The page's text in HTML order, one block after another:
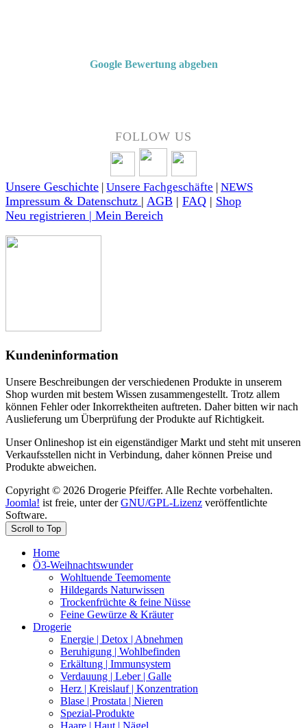
Google Bewertung abgeben
FOLLOW US
Unsere Geschichte | Unsere Fachgeschäfte | NEWS
Impressum & Datenschutz | AGB | FAQ | Shop
Neu registrieren | Mein Bereich
Kundeninformation
Unsere Beschreibungen der verschiedenen Produkte in unserem
Shop wurden mit bestem Wissen zusammengestellt. Trotz allem
können Fehler oder Inkorrektheiten auftreten. Daher bitten wir nach
Auslieferung um Überprüfung der Produkte auf Richtigkeit.
Unser Onlineshop ist ein eigenständiger Markt und steht mit unseren
Verkaufsstellen nicht in Verbindung, daher können Preise und
Produkte abweichen.
Copyright © 2026 Drogerie Pfeiffer. Alle Rechte vorbehalten.
Joomla! ist freie, unter derGNU/GPL-Lizenz veröffentlichte
Software.
Scroll to Top
Home
Ö3-Weihnachtswunder
Wohltuende Teemomente
Hildegards Naturwissen
Trockenfrüchte & feine Nüsse
Feine Gewürze & Kräuter
Drogerie
Energie | Detox | Abnehmen
Beruhigung | Wohlbefinden
Erkältung | Immunsystem
Verdauung | Leber | Galle
Herz | Kreislauf | Konzentration
Blase | Prostata | Nieren
Spezial-Produkte
Haare | Haut | Nägel